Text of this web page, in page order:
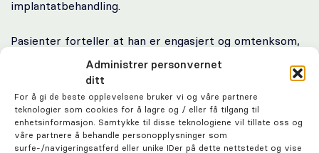
Administrer personvernet
ditt
For å gi de beste opplevelsene bruker vi og våre partnere
teknologier som cookies for å lagre og / eller få tilgang til
enhetsinformasjon. Samtykke til disse teknologiene vil tillate oss og
våre partnere å behandle personopplysninger som
surfe-/navigeringsatferd eller unike IDer på dette nettstedet og vise
Stilling ledig
Om Odontia Tannlegene
implantatbehandling.
Pasienter forteller at han er engasjert og omtenksom,
jobber på en behagelig måte, og at man merker at han
brenner for å finne stadig bedre løsninger og teknikker.
En pasient med mangeårige tannproblemer beskriver
resultatet som helt fantastisk, og en annen forteller at
tannlegeskrekken er helt borte.